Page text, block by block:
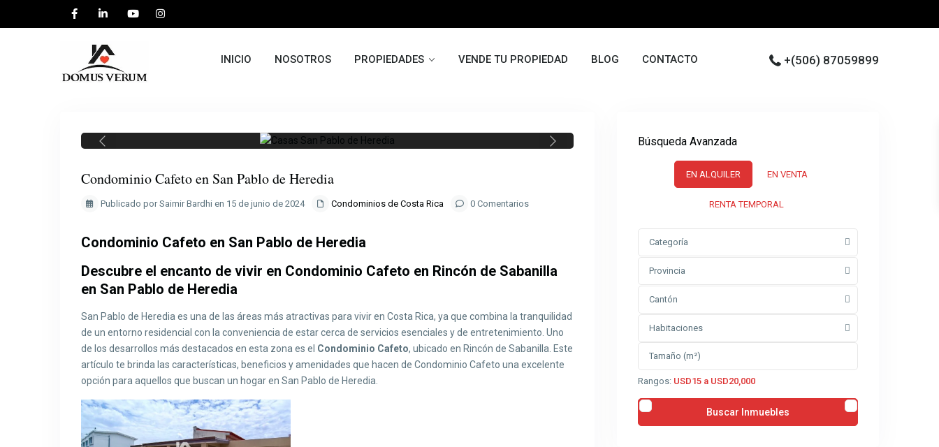
INICIO NOSOTROS PROPIEDADES VENDE TU PROPIEDAD BLOG CONTACTO +(506) 87059899
Previous Next
Condominio Cafeto en San Pablo de Heredia
Publicado por Saimir Bardhi en 15 de junio de 2024 Condominios de Costa Rica 0 Comentarios
Condominio Cafeto en San Pablo de Heredia
Descubre el encanto de vivir en Condominio Cafeto en Rincón de Sabanilla
en San Pablo de Heredia
San Pablo de Heredia es una de las áreas más atractivas para vivir en Costa Rica, ya que combina la tranquilidad
de un entorno residencial con la conveniencia de estar cerca de servicios esenciales y de entretenimiento. Uno
de los desarrollos más destacados en esta zona es el Condominio Cafeto, ubicado en Rincón de Sabanilla. Este
artículo te brinda las características, beneficios y amenidades que hacen de Condominio Cafeto una excelente
opción para aquellos que buscan un hogar en San Pablo de Heredia.
Búsqueda Avanzada
EN ALQUILER EN VENTA
RENTA TEMPORAL
Categoría
Provincia
Cantón
Habitaciones
Rangos: USD15 a USD20,000